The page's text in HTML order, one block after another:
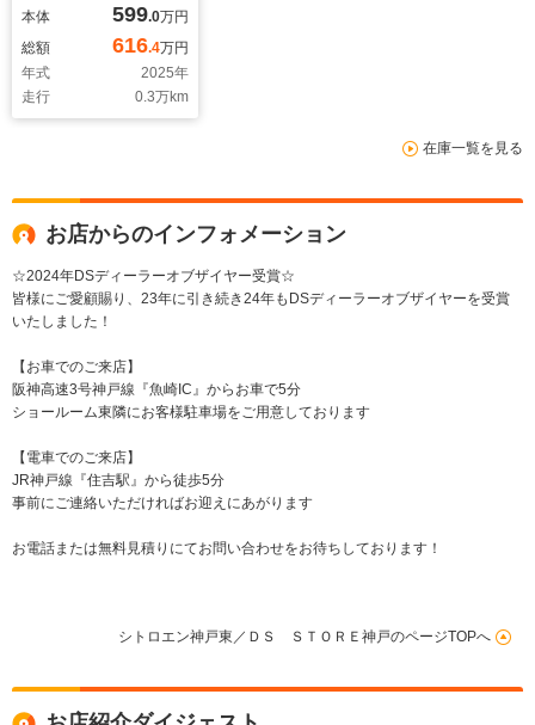
後モーター 8速AT
パノラミックサンル-
フ ナッパレザーシー
ト Apple CarPlay
Android Auto対応
ラ アクティブクルコ
ン
本体 599.0万円
総額
616.4万円
年式
2025年
走行
0.3万km
在庫一覧を見る
お店からのインフォメーション
☆2024年DSディーラーオブザイヤー受賞☆
皆様にご愛顧賜り、23年に引き続き24年もDSディーラーオブザイヤーを受賞
いたしました！
【お車でのご来店】
阪神高速3号神戸線『魚崎IC』からお車で5分
ショールーム東隣にお客様駐車場をご用意しております
【電車でのご来店】
JR神戸線『住吉駅』から徒歩5分
事前にご連絡いただければお迎えにあがります
お電話または無料見積りにてお問い合わせをお待ちしております！
シトロエン神戸東／ＤＳ ＳＴＯＲＥ神戸のページTOPへ